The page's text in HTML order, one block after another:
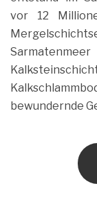
vor 12
bewundernde